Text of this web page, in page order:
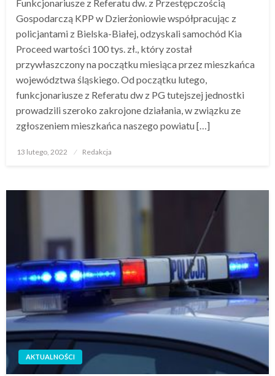
Funkcjonariusze z Referatu dw. z Przestępczością
Gospodarczą KPP w Dzierżoniowie współpracując z
policjantami z Bielska-Białej, odzyskali samochód Kia
Proceed wartości 100 tys. zł., który został
przywłaszczony na początku miesiąca przez mieszkańca
województwa śląskiego. Od początku lutego,
funkcjonariusze z Referatu dw z PG tutejszej jednostki
prowadzili szeroko zakrojone działania, w związku ze
zgłoszeniem mieszkańca naszego powiatu […]
Opublikowane
13 lutego, 2022 Redakcja
AKTUALNOŚCI